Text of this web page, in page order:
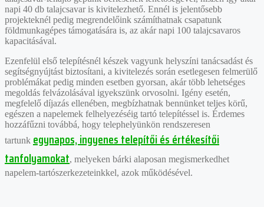
napi 40 db talajcsavar is kivitelezhető. Ennél is jelentősebb
projekteknél pedig megrendelőink számíthatnak csapatunk
földmunkagépes támogatására is, az akár napi 100 talajcsavaros
kapacitásával.
Ezenfelül első telepítésnél készek vagyunk helyszíni tanácsadást és
segítségnyújtást biztosítani, a kivitelezés során esetlegesen felmerülő
problémákat pedig minden esetben gyorsan, akár több lehetséges
megoldás felvázolásával igyekszünk orvosolni. Igény esetén,
megfelelő díjazás ellenében, megbízhatnak bennünket teljes körű,
egészen a napelemek felhelyezéséig tartó telepítéssel is. Érdemes
hozzáfűzni továbbá, hogy telephelyünkön rendszeresen
tartunk egynapos, ingyenes telepítői és értékesítői
tanfolyamokat, melyeken bárki alaposan megismerkedhet
napelem-tartószerkezeteinkkel, azok működésével.